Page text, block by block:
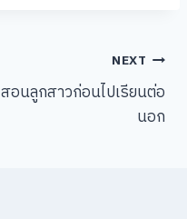
NEXT
สอนลูกสาวก่อนไปเรียนต่อ
นอก